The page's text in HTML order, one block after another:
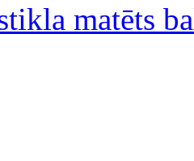
matēts